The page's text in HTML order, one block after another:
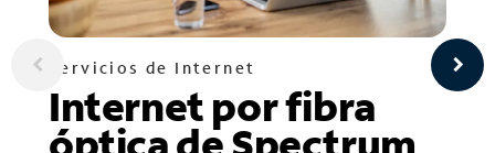
Servicios de Internet
Internet por fibra